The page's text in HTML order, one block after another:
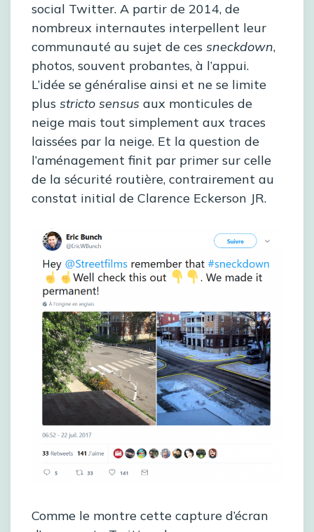
social Twitter. A partir de 2014, de
nombreux internautes interpellent leur
communauté au sujet de ces sneckdown,
photos, souvent probantes, à l’appui.
L’idée se généralise ainsi et ne se limite
plus stricto sensus aux monticules de
neige mais tout simplement aux traces
laissées par la neige. Et la question de
l’aménagement finit par primer sur celle
de la sécurité routière, contrairement au
constat initial de Clarence Eckerson JR.
Comme le montre cette capture d’écran